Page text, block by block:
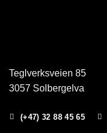
Teglverksveien 85
3057 Solbergelva
(+47) 32 88 45 65